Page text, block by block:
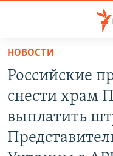
Вернуться
основному
содержанию
главной
11 ЛЕТ ОККУПАЦИИ
ИСТОРИЯ
ЕЩЕ
НОВОСТИ
Российские
снести храм
выплатить